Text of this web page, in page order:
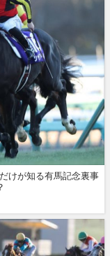
けが知る有馬記念裏事